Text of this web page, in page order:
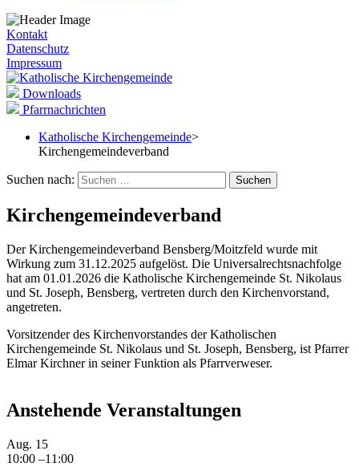
Kontakt
Datenschutz
Impressum
Downloads
Pfarrnachrichten
Katholische Kirchengemeinde>
Kirchengemeindeverband
Suchen nach:
Kirchengemeindeverband
Der Kirchengemeindeverband Bensberg/Moitzfeld wurde mit
Wirkung zum 31.12.2025 aufgelöst. Die Universalrechtsnachfolge
hat am 01.01.2026 die Katholische Kirchengemeinde St. Nikolaus
und St. Joseph, Bensberg, vertreten durch den Kirchenvorstand,
angetreten.
Vorsitzender des Kirchenvorstandes der Katholischen
Kirchengemeinde St. Nikolaus und St. Joseph, Bensberg, ist Pfarrer
Elmar Kirchner in seiner Funktion als Pfarrverweser.
Anstehende Veranstaltungen
Aug. 15
10:00 –11:00